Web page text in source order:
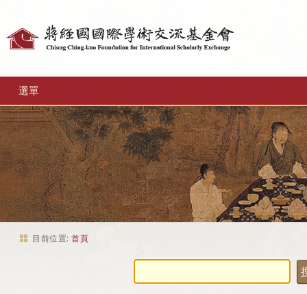
選單
目前位置: 首頁